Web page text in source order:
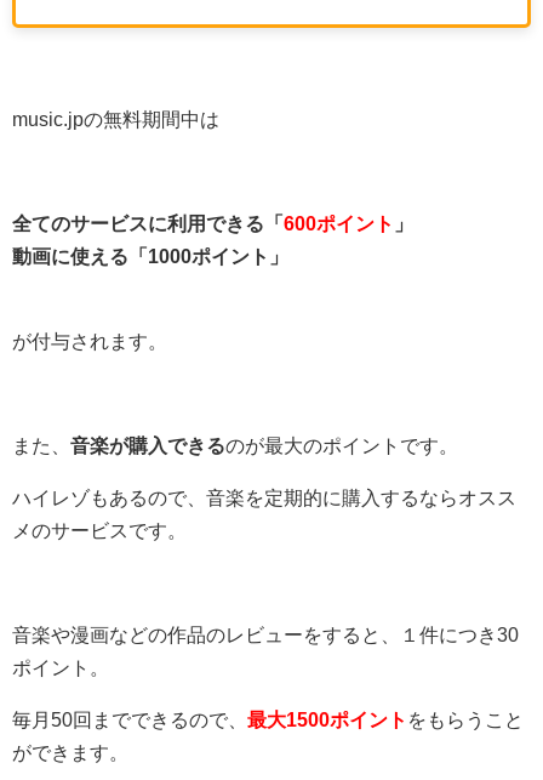
music.jpの無料期間中は
全てのサービスに利用できる「 600ポイント 」
動画に使える「1000ポイント」
が付与されます。
また、 音楽が購入できるのが最大のポイントです。
ハイレゾもあるので、音楽を定期的に購入するならオスス
メのサービスです。
音楽や漫画などの作品のレビューをすると、１件につき30
ポイント。
毎月50回までできるので、 最大1500ポイント をもらうこと
ができます。